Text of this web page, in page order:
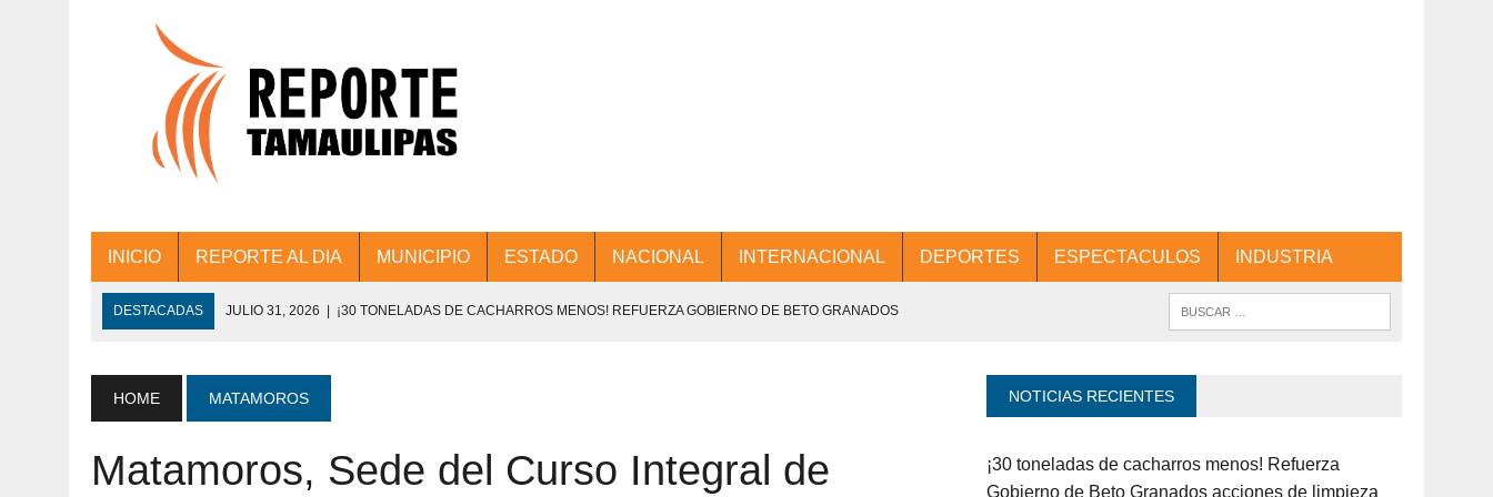
INICIO REPORTE AL DIA MUNICIPIO ESTADO NACIONAL INTERNACIONAL DEPORTES ESPECTACULOS INDUSTRIA
DESTACADAS JULIO 31, 2026 | ¡30 TONELADAS DE CACHARROS MENOS! REFUERZA GOBIERNO DE BETO GRANADOS
JULIO 30, 2026 | 💧🚰 ¡AGUA PARA LA COMUNIDAD!
JULIO 30, 2026 ¡TRABAJO EN EQUIPO Y RESULTADOS! ENCABEZA BETO GRANADOS MESA DE TRABAJO CON PRESIDENTES
HOME MATAMOROS
Matamoros, Sede del Curso Integral de
NOTICIAS RECIENTES
¡30 toneladas de cacharros menos! Refuerza
Gobierno de Beto Granados acciones de limpieza